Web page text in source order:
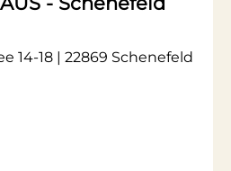
14-18 | 22869 Schenefeld